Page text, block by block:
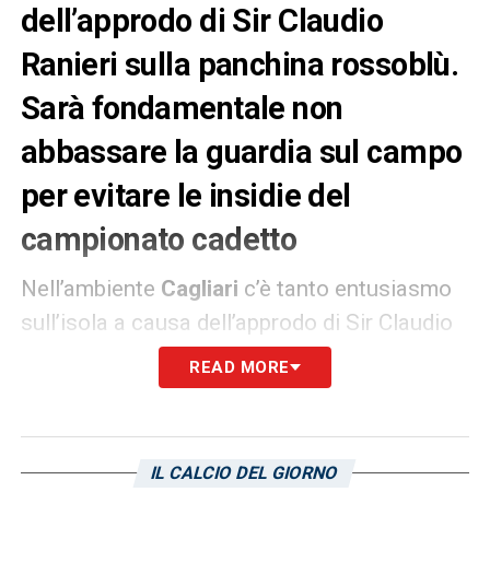
dell’approdo di Sir Claudio
Ranieri sulla panchina rossoblù.
Sarà fondamentale non
abbassare la guardia sul campo
per evitare le insidie del
campionato cadetto
Nell’ambiente Cagliari c’è tanto entusiasmo
sull’isola a causa dell’approdo di Sir Claudio
Ranieri sulla panchina rossoblù. Sarà
fondamentale non abbassare la guardia sul
READ MORE
IL CALCIO DEL GIORNO